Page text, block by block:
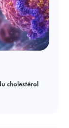
cholestérol